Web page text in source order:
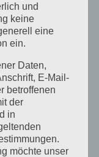
und
keine
eine
ein.
Daten,
E-Mail-
betroffenen
der
in
möchte unser